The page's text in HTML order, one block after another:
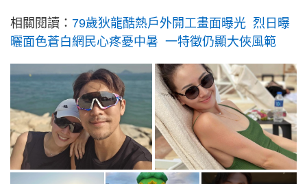
相關閱讀： 79歲狄龍酷熱戶外開工畫面曝光 烈日曝
曬面色蒼白網民心疼憂中暑 一特徵仍顯大俠風範